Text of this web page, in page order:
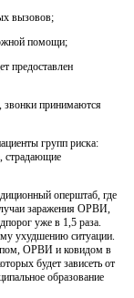
вызовов;
помощи;
предоставлен
звонки принимаются
групп риска:
страдающие
оперштаб, где
заражения ОРВИ,
уже в 1,5 раза.
ухудшению ситуации.
ОРВИ и ковидом в
будет зависеть от
образование